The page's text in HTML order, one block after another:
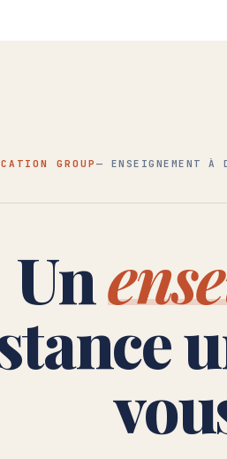
GROUP — ENSEIGNEMENT À
Un